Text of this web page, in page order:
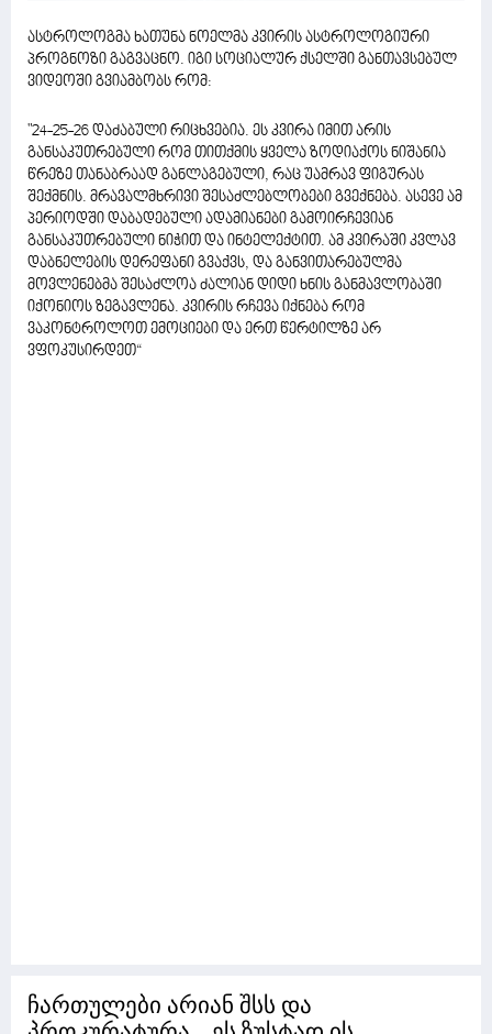
ასტროლოგმა ხათუნა ნოელმა კვირის ასტროლოგიური
პროგნოზი გაგვაცნო. იგი სოციალურ ქსელში განთავსებულ
ვიდეოში გვიამბობს რომ:
"24-25-26 დაძაბული რიცხვებია. ეს კვირა იმით არის
განსაკუთრებული რომ თითქმის ყველა ზოდიაქოს ნიშანია
წრეზე თანაბრაად განლაგებული, რაც უამრავ ფიგურას
შექმნის. მრავალმხრივი შესაძლებლობები გვექნება. ასევე ამ
პერიოდში დაბადებული ადამიანები გამოირჩევიან
განსაკუთრებული ნიჭით და ინტელექტით. ამ კვირაში კვლავ
დაბნელების დერეფანი გვაქვს, და განვითარებულმა
მოვლენებმა შესაძლოა ძალიან დიდი ხნის განმავლობაში
იქონიოს ზეგავლენა. კვირის რჩევა იქნება რომ
ვაკონტროლოთ ემოციები და ერთ წერტილზე არ
ვფოკუსირდეთ“
ჩართულები არიან შსს და